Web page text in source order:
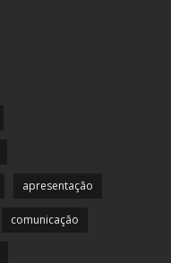
apresentação
comunicação